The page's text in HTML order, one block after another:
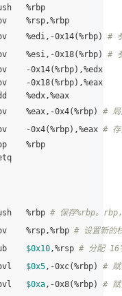
%rbp
%rsp,%rbp
%edi,-0x14(%rbp) #
%esi,-0x18(%rbp) #
-0x14(%rbp),%edx
-0x18(%rbp),%eax
%edx,%eax
0x4(%rbp) # 局
# 存
%rbp
retq
%rbp # 保存%rbp。rbp
%rsp,%rbp # 设置新的
sub $0x10,%rsp # 分配 16
$0x5,-0xc(%rbp) # 赋
$0xa,-0x8(%rbp) # 赋